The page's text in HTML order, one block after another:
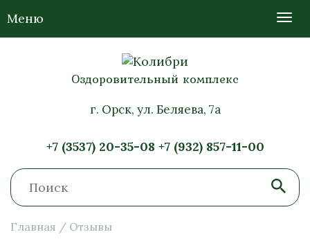
Оздоровительный комплекс
г. Орск, ул. Беляева, 7а
+7 (3537) 20-35-08 +7 (932) 857-11-00
Меню
Главная / Отзывы